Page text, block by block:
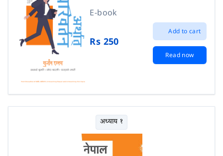
E-book
Rs 250
Add to cart
Read now
अध्याय १